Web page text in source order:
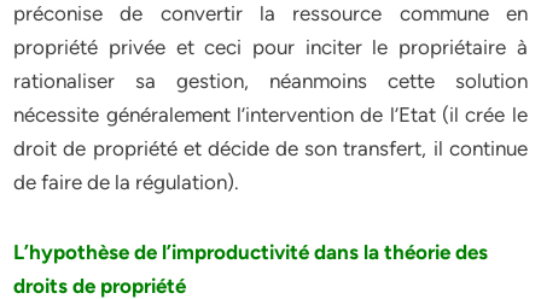
préconise de convertir la ressource commune en
propriété privée et ceci pour inciter le propriétaire à
rationaliser sa gestion, néanmoins cette solution
nécessite généralement l’intervention de l’Etat (il crée le
droit de propriété et décide de son transfert, il continue
de faire de la régulation).
L’hypothèse de l’improductivité dans la théorie des
droits de propriété